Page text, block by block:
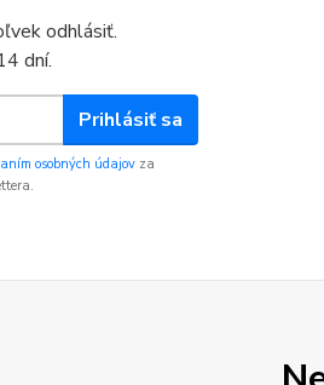
odhlásiť.
dní.
Prihlásiť sa
osobných údajov za